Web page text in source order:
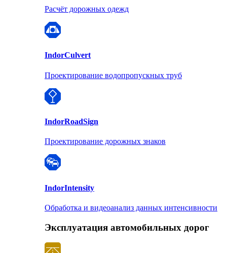
Расчёт дорожных одежд
IndorCulvert
Проектирование водопропускных труб
IndorRoadSign
Проектирование дорожных знаков
IndorIntensity
Обработка и видеоанализ данных интенсивности
Эксплуатация автомобильных дорог